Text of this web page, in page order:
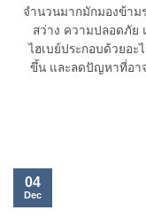
จำนวนมากมักมองข้าม
สว่าง ความปลอดภัย
ไฮเบย์ประกอบด้วยอะ
ขึ้น และลดปัญหาที่อา
04
Dec